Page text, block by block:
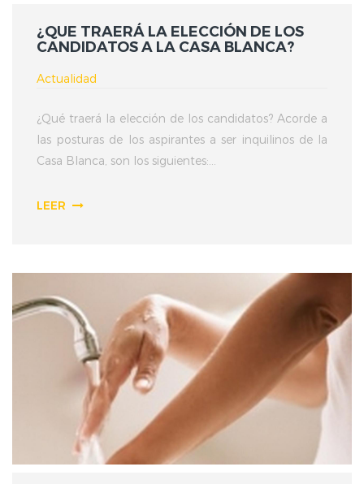
¿QUE TRAERÁ LA ELECCIÓN DE LOS
CANDIDATOS A LA CASA BLANCA?
Actualidad
¿Qué traerá la elección de los candidatos? Acorde a
las posturas de los aspirantes a ser inquilinos de la
Casa Blanca, son los siguientes:...
LEER